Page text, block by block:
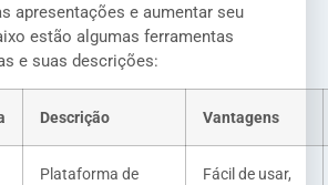
apresentações e aumentar seu
estão algumas ferramentas
e suas descrições:
Descrição Vantagens
Plataforma de
Fácil de usar,